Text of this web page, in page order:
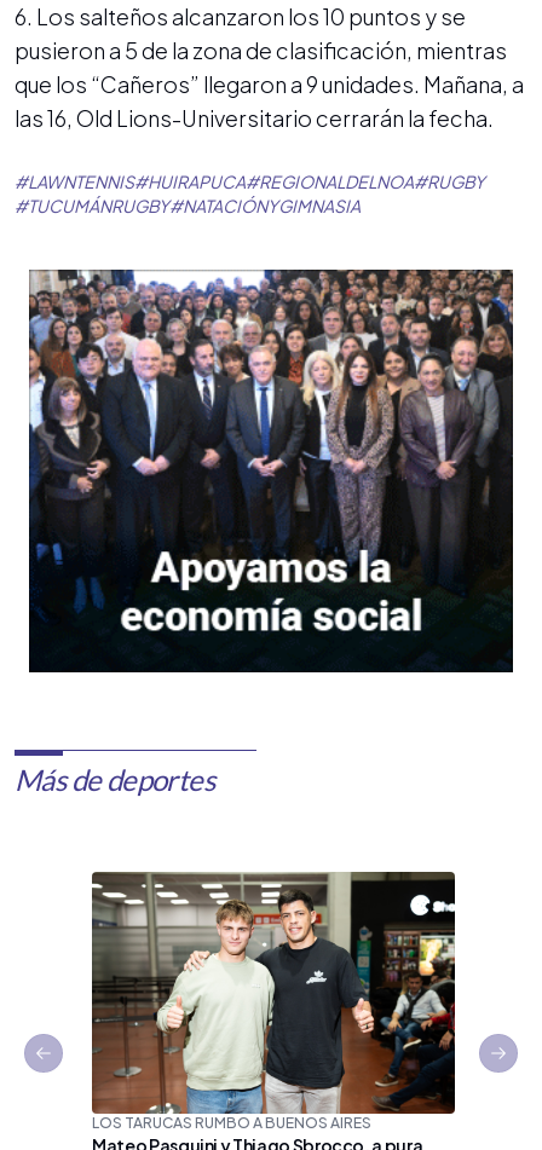
6. Los salteños alcanzaron los 10 puntos y se
pusieron a 5 de la zona de clasificación, mientras
que los “Cañeros” llegaron a 9 unidades. Mañana, a
las 16, Old Lions-Universitario cerrarán la fecha.
#LAWNTENNIS#HUIRAPUCA#REGIONALDELNOA#RUGBY
#TUCUMÁNRUGBY#NATACIÓNYGIMNASIA
Más de deportes
LOS TARUCAS RUMBO A BUENOS AIRES
Mateo Pasquini y Thiago Sbrocco, a pura
Previous slide Next